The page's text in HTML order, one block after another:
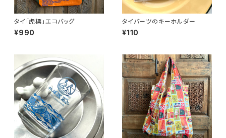
タイ「虎標」エコバッグ
¥990
タイバーツのキーホルダー
¥110